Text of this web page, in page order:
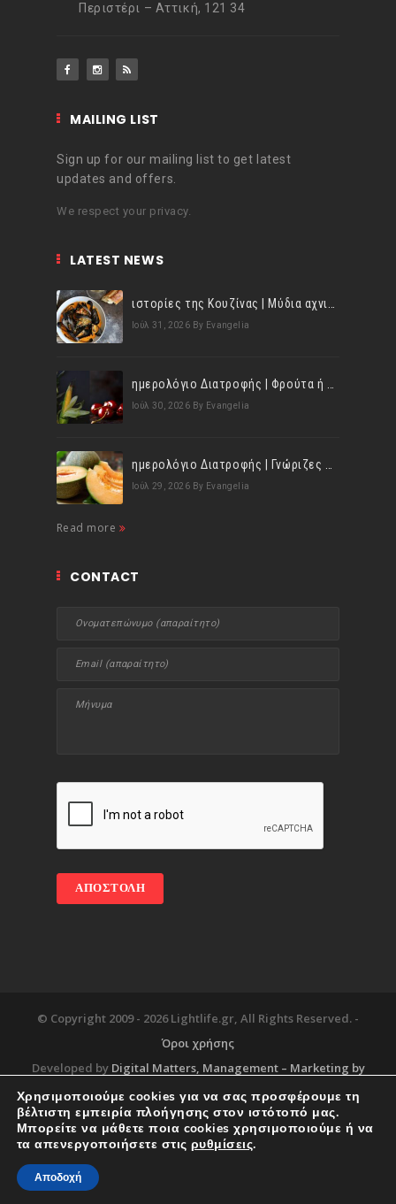
Περιστέρι – Αττική, 121 34
MAILING LIST
Sign up for our mailing list to get latest
updates and offers.
We respect your privacy.
LATEST NEWS
Ιούλ 31, 2026 By Evangelia
Ιούλ 30, 2026 By Evangelia
Ιούλ 29, 2026 By Evangelia
Read more
CONTACT
© Copyright 2009 - 2026 Lightlife.gr, All Rights Reserved. -
Όροι χρήσης
Developed by Digital Matters, Management – Marketing by
Blog About Services
Corporate Support
Χρησιμοποιούμε cookies για να σας προσφέρουμε τη
βέλτιστη εμπειρία πλοήγησης στον ιστότοπό μας.
Μπορείτε να μάθετε ποια cookies χρησιμοποιούμε ή να
τα απενεργοποιήσετε στις ρυθμίσεις.
Αποδοχή